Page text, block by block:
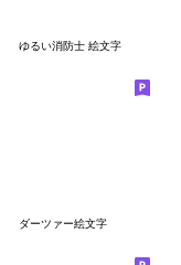
ゆるい消防士 絵文字
ダーツァー絵文字